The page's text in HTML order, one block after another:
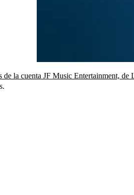
la cuenta JF Music Entertainment, de